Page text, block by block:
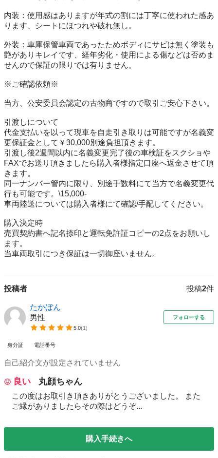
内装：使用感はありますが年式の割には丁寧に使われた感あ
ります、シートにほつれや破れ無し。
外装：車庫保管車両であったためボディにサビは無く塗装も
艶がありキレイです、経年劣化・使用による傷などは否めま
せんので保証の限りでは有りません。
※ご確認依頼※
当方、公安委員会認定の古物商ですので取引ご安心下さい。
引渡しについて
代金支払いを以って現車を自走引き取りは可能ですが名義変
更保証金として￥30,000別途負担頂きます。
引渡し後2週間以内に名義変更完了後の車検証をスクショや
FAXでお送り頂きましたら購入者様指定口座へ返金させて頂
きます。
同一ナンバー管内に限り、別途手数料にて当方で名義変更代
行も可能です。\15,000-
車両陸送については購入者様にて確認/手配してください。
購入決定時
売買契約書へ記名捺印と運転免許証コピーの2点をお願いし
ます。
当車両取引につき保証は一切御座いません。
投稿者 投稿2件
たかぼん
男性
5.0(1)
フォローする
身分証 電話番号
自己紹介文が設定されていません
良い 丸顔ちゃん
この度はお取引き頂きありがとうございました。 また
ご縁がありましたらその際はどうぞ...
購入手続きへ